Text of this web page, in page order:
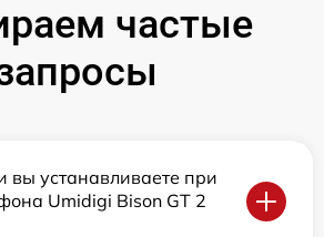
частые
вы устанавливаете при
Umidigi Bison GT 2